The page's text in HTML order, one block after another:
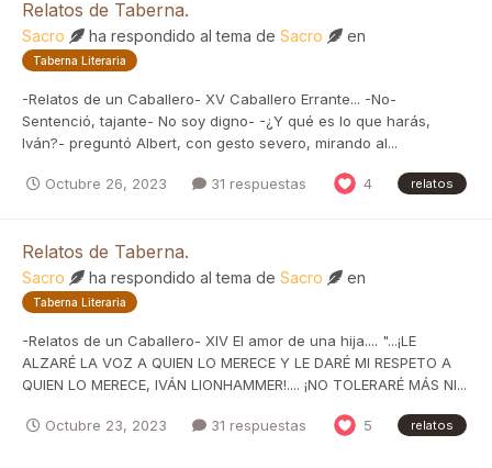
Relatos de Taberna.
Sacro ha respondido al tema de Sacro en
Taberna Literaria
-Relatos de un Caballero- XV Caballero Errante... -No-
Sentenció, tajante- No soy digno- -¿Y qué es lo que harás,
Iván?- preguntó Albert, con gesto severo, mirando al...
Octubre 26, 2023 31 respuestas 4 relatos
Relatos de Taberna.
Sacro ha respondido al tema de Sacro en
Taberna Literaria
-Relatos de un Caballero- XIV El amor de una hija.... "...¡LE
ALZARÉ LA VOZ A QUIEN LO MERECE Y LE DARÉ MI RESPETO A
QUIEN LO MERECE, IVÁN LIONHAMMER!.... ¡NO TOLERARÉ MÁS NI...
Octubre 23, 2023 31 respuestas 5 relatos